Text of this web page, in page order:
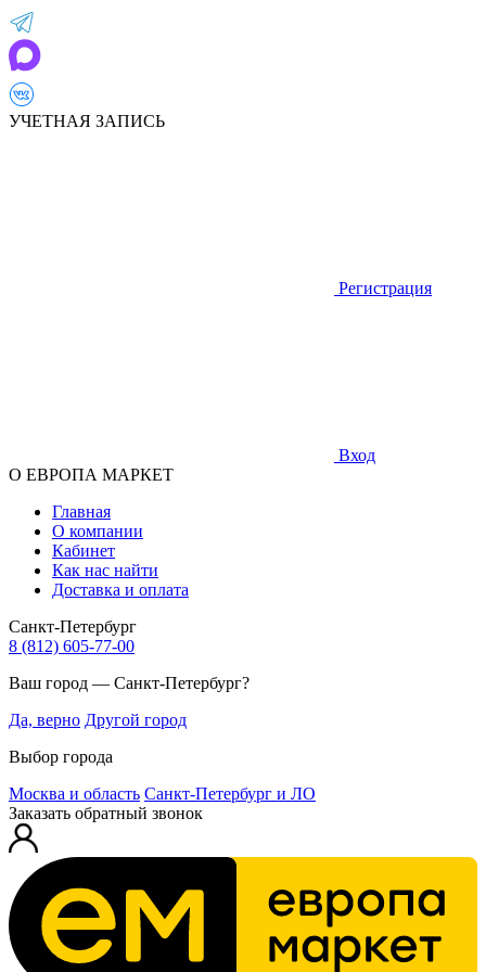
УЧЕТНАЯ ЗАПИСЬ
Регистрация
Вход
О ЕВРОПА МАРКЕТ
Главная
О компании
Кабинет
Как нас найти
Доставка и оплата
Санкт-Петербург
8 (812) 605-77-00
Ваш город — Санкт-Петербург?
Да, верно Другой город
Выбор города
Москва и область Санкт-Петербург и ЛО
Заказать обратный звонок